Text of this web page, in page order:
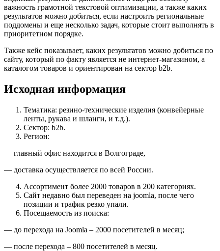
важность грамотной текстовой оптимизации, а также каких
результатов можно добиться, если настроить региональные
поддомены и еще несколько задач, которые стоит выполнять в
приоритетном порядке.
Также кейс показывает, каких результатов можно добиться по
сайту, который по факту является не интернет-магазином, а
каталогом товаров и ориентирован на сектор b2b.
Исходная информация
Тематика: резино-технические изделия (конвейерные
ленты, рукава и шланги, и т.д.).
Сектор: b2b.
Регион:
— главный офис находится в Волгограде,
— доставка осуществляется по всей России.
Ассортимент более 2000 товаров в 200 категориях.
Сайт недавно был переведен на joomla, после чего
позиции и трафик резко упали.
Посещаемость из поиска:
— до перехода на Joomla – 2000 посетителей в месяц;
— после перехода – 800 посетителей в месяц.